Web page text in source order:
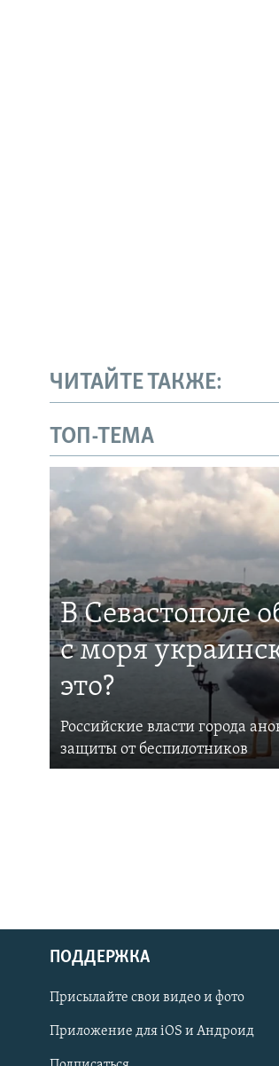
Українською
Qırımtatar
ЧИТАЙТЕ ТАКЖЕ:
ТОП-ТЕМА
В Севастополе
с моря
это?
Российские власти города
защиты от беспилотников
ПОДДЕРЖКА
Присылайте свои видео и фото
Приложение для iOS и Андроид